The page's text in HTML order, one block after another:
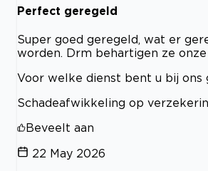
Perfect geregeld
Super goed geregeld, wat er
worden. Drm behartigen ze onze
Voor welke dienst bent u bij ons
Schadeafwikkeling op
Beveelt aan
22 May 2026